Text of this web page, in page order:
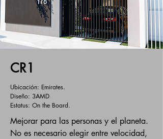
CR1
Ubicación: Emirates.
Diseño: 3AMD
Estatus: On the Board.
Mejorar para las personas y el planeta.
No es necesario elegir entre velocidad,